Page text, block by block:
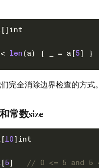
int
< len (a) { _ = a[5]
完全消除边界检查的方式。
常数size
10] int
5] // 0 <= 5 and 5